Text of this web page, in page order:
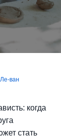
ван
когда
стать